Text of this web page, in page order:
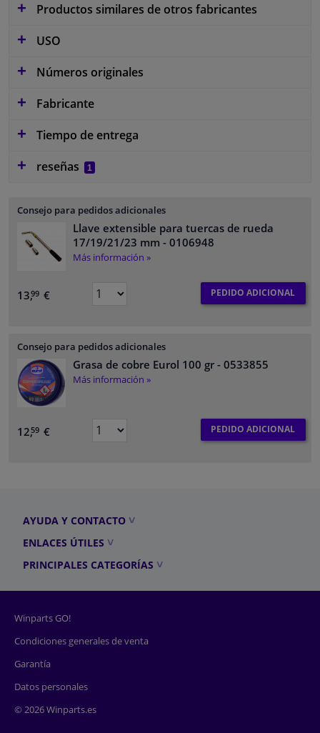
Productos similares de otros fabricantes
USO
Números originales
Fabricante
Tiempo de entrega
reseñas
1
Consejo para pedidos adicionales
Llave extensible para tuercas de rueda
17/19/21/23 mm - 0106948
Más información »
13,99 € PEDIDO ADICIONAL
Consejo para pedidos adicionales
Grasa de cobre Eurol 100 gr - 0533855
Más información »
12,59 € PEDIDO ADICIONAL
AYUDA Y CONTACTO
ENLACES ÚTILES
PRINCIPALES CATEGORÍAS
Winparts GO!
Condiciones generales de venta
Garantía
Datos personales
© 2026 Winparts.es